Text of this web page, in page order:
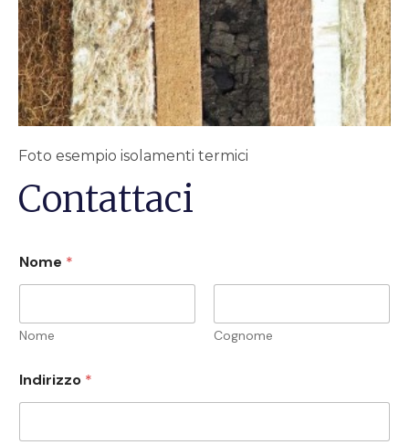
Foto esempio isolamenti termici
Contattaci
Nome *
Nome Cognome
Indirizzo *